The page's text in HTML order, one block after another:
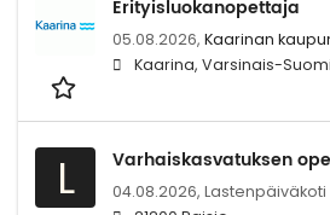
Erityisluokanopettaja
05.08.2026, Kaarinan
Kaarina, Varsinais-Suomi
L Varhaiskasvatuksen
04.08.2026,